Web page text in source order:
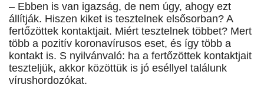
– Ebben is van igazság, de nem úgy, ahogy ezt
állítják. Hiszen kiket is tesztelnek elsősorban? A
fertőzöttek kontaktjait. Miért tesztelnek többet? Mert
több a pozitív koronavírusos eset, és így több a
kontakt is. S nyilvánvaló: ha a fertőzöttek kontaktjait
teszteljük, akkor közöttük is jó eséllyel találunk
vírushordozókat.